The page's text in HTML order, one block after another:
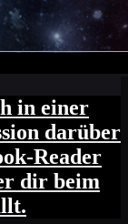
in einer
darüber
Reader
dir beim